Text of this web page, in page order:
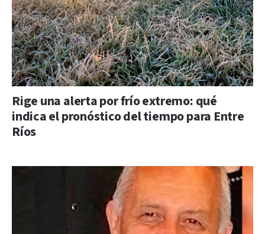
Rige una alerta por frío extremo: qué
indica el pronóstico del tiempo para Entre
Ríos